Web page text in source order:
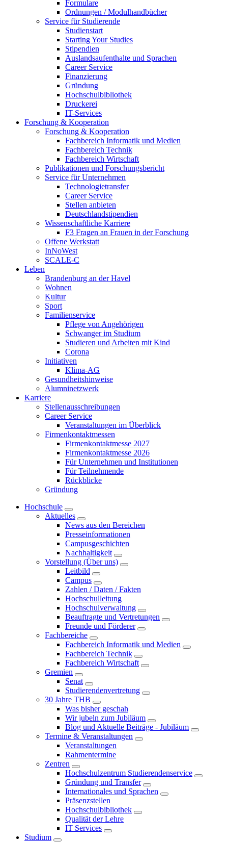
Formulare
Ordnungen / Modulhandbücher
Service für Studierende
Studienstart
Starting Your Studies
Stipendien
Auslandsaufenthalte und Sprachen
Career Service
Finanzierung
Gründung
Hochschulbibliothek
Druckerei
IT-Services
Forschung & Kooperation
Forschung & Kooperation
Fachbereich Informatik und Medien
Fachbereich Technik
Fachbereich Wirtschaft
Publikationen und Forschungsbericht
Service für Unternehmen
Technologietransfer
Career Service
Stellen anbieten
Deutschlandstipendien
Wissenschaftliche Karriere
F3 Fragen an Frauen in der Forschung
Offene Werkstatt
InNoWest
SCALE-C
Leben
Brandenburg an der Havel
Wohnen
Kultur
Sport
Familienservice
Pflege von Angehörigen
Schwanger im Studium
Studieren und Arbeiten mit Kind
Corona
Initiativen
Klima-AG
Gesundheitshinweise
Alumninetzwerk
Karriere
Stellenausschreibungen
Career Service
Veranstaltungen im Überblick
Firmenkontaktmessen
Firmenkontaktmesse 2027
Firmenkontaktmesse 2026
Für Unternehmen und Institutionen
Für Teilnehmende
Rückblicke
Gründung
Hochschule
Aktuelles
News aus den Bereichen
Presseinformationen
Campusgeschichten
Nachhaltigkeit
Vorstellung (Über uns)
Leitbild
Campus
Zahlen / Daten / Fakten
Hochschulleitung
Hochschulverwaltung
Beauftragte und Vertretungen
Freunde und Förderer
Fachbereiche
Fachbereich Informatik und Medien
Fachbereich Technik
Fachbereich Wirtschaft
Gremien
Senat
Studierendenvertretung
30 Jahre THB
Was bisher geschah
Wir jubeln zum Jubiläum
Blog und Aktuelle Beiträge - Jubiläum
Termine & Veranstaltungen
Veranstaltungen
Rahmentermine
Zentren
Hochschulzentrum Studierendenservice
Gründung und Transfer
Internationales und Sprachen
Präsenzstellen
Hochschulbibliothek
Qualität der Lehre
IT Services
Studium